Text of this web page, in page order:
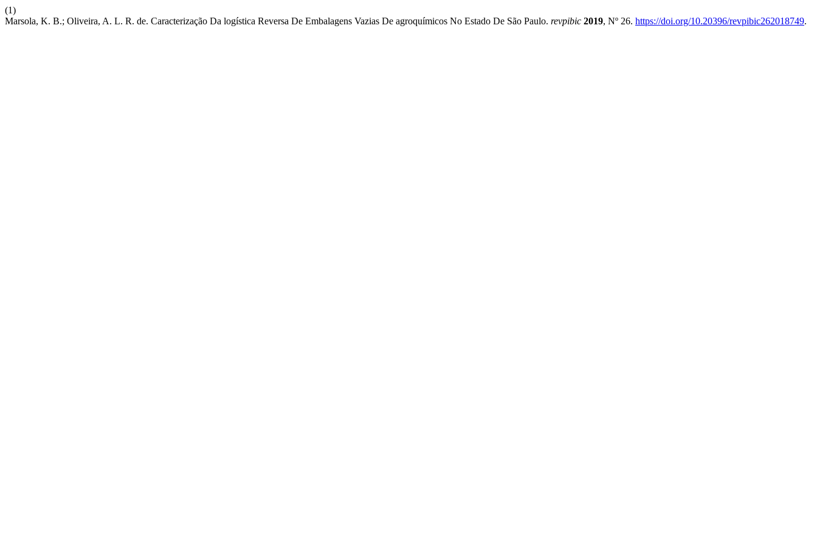
(1)
Marsola, K. B.; Oliveira, A. L. R. de. Caracterização Da logística Reversa De Embalagens Vazias De agroquímicos No Estado De São Paulo. revpibic 2019, Nº 26. https://doi.org/10.20396/revpibic262018749.